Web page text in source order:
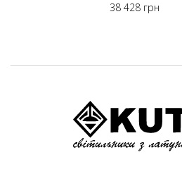
38 428 грн